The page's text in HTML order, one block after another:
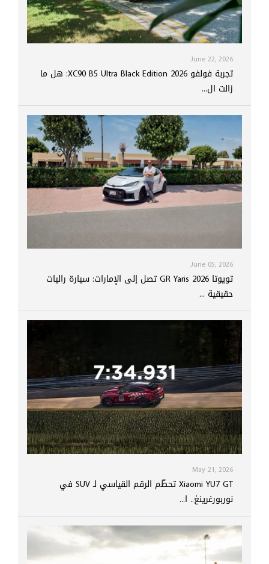
June 22, 2026
تجربة فولفو XC90 B5 Ultra Black Edition 2026: هل ما
زالت ال...
June 05, 2026
تويوتا GR Yaris 2026 تصل إلى الإمارات: سيارة راليات
حقيقية ...
May 21, 2026
Xiaomi YU7 GT تحطّم الرقم القياسي لـ SUV في
نوربورغرينغ.. ا...